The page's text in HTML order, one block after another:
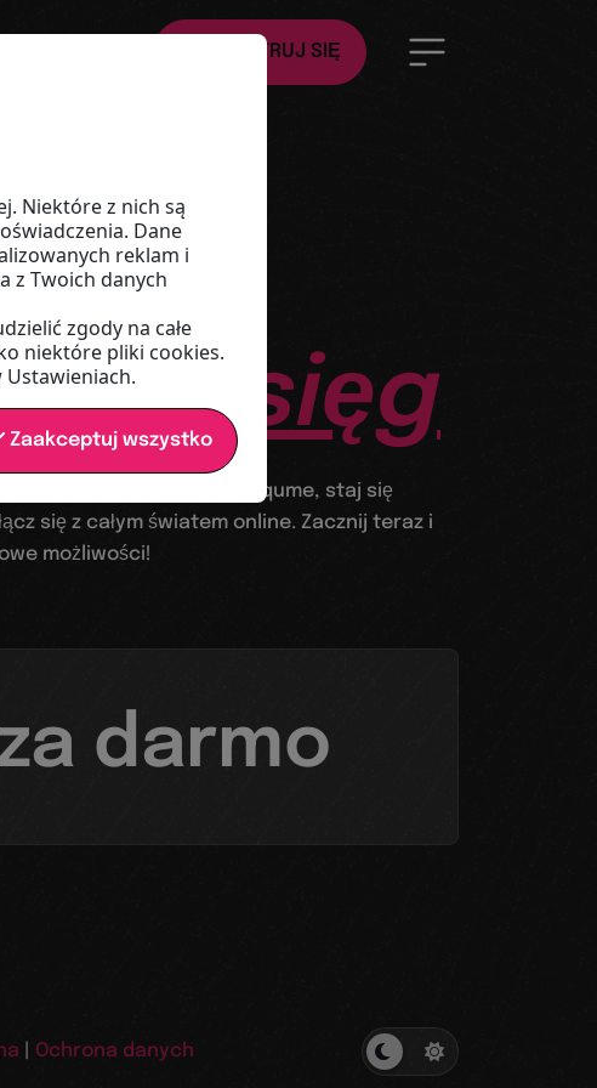
ZAREJESTRUJ SIĘ
zasięg
własną tablicę członków qume, staj się
się z całym światem online. Zacznij teraz i
możliwości!
darmo
Ochrona danych
Niektóre z nich są
Dane
reklam i
z Twoich danych
zgody na całe
niektóre pliki cookies.
Zaakceptuj wszystko